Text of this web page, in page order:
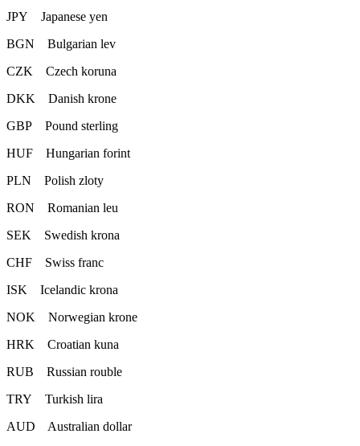
JPY Japanese yen
BGN Bulgarian lev
CZK Czech koruna
DKK Danish krone
GBP Pound sterling
HUF Hungarian forint
PLN Polish zloty
RON Romanian leu
SEK Swedish krona
CHF Swiss franc
ISK Icelandic krona
NOK Norwegian krone
HRK Croatian kuna
RUB Russian rouble
TRY Turkish lira
AUD Australian dollar